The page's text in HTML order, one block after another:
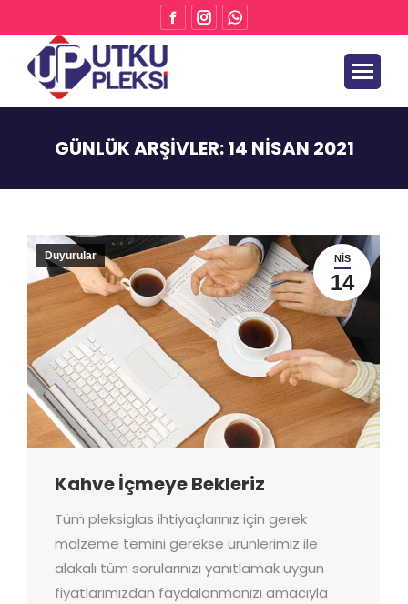
GÜNLÜK ARŞIVLER:14 NISAN 2021
NIS
14
Duyurular
Kahve İçmeye Bekleriz
Tüm pleksiglas ihtiyaçlarınız için gerek
malzeme temini gerekse ürünlerimiz ile
alakalı tüm sorularınızı yanıtlamak uygun
fiyatlarımızdan faydalanmanızı amacıyla